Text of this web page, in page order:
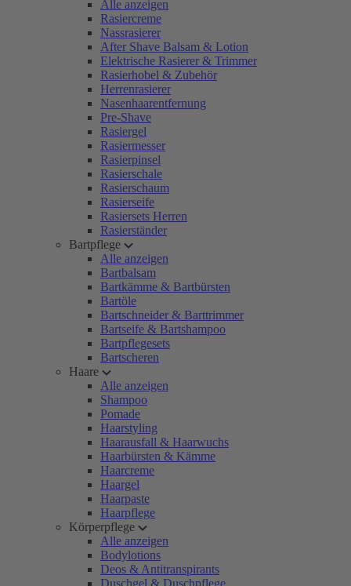
Alle anzeigen
Rasiercreme
Nassrasierer
After Shave Balsam & Lotion
Elektrische Rasierer & Trimmer
Rasierhobel & Zubehör
Herrenrasierer
Nasenhaarentfernung
Pre-Shave
Rasiergel
Rasiermesser
Rasierpinsel
Rasierschale
Rasierschaum
Rasierseife
Rasiersets Herren
Rasierständer
Bartpflege
Alle anzeigen
Bartbalsam
Bartkämme & Bartbürsten
Bartöle
Bartschneider & Barttrimmer
Bartseife & Bartshampoo
Bartpflegesets
Bartscheren
Haare
Alle anzeigen
Shampoo
Pomade
Haarstyling
Haarausfall & Haarwuchs
Haarbürsten & Kämme
Haarcreme
Haargel
Haarpaste
Haarpflege
Körperpflege
Alle anzeigen
Bodylotions
Deos & Antitranspirants
Duschgel & Duschpflege